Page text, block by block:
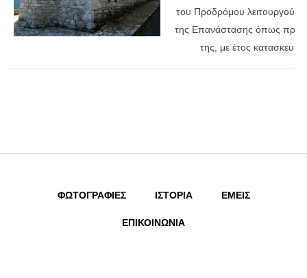
του Προδρόμου
της Επανάστασης όπως
της, με έτος
ΦΩΤΟΓΡΑΦΙΕΣ ΙΣΤΟΡΙΑ ΕΜΕΙΣ
ΕΠΙΚΟΙΝΩΝΙΑ